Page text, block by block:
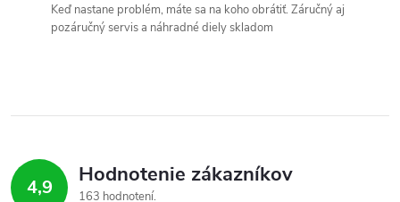
Keď nastane problém, máte sa na koho obrátiť. Záručný aj
pozáručný servis a náhradné diely skladom
4,9 Hodnotenie zákazníkov
163 hodnotení